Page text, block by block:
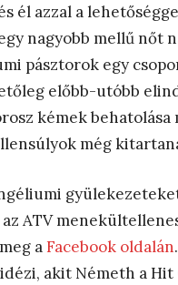
él azzal a
nagyobb mellű nőt
pásztorok egy
előbb-utóbb
kémek
még
ATV
aFacebook oldalán
akit Németh a Hit